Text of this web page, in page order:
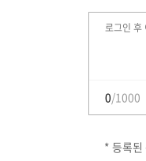
0/1000
* 등록된